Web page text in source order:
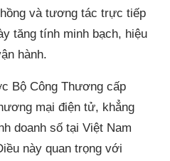
và tương tác trực tiếp
tăng tính minh bạch, hiệu
hành.
Bộ Công Thương cấp
mại điện tử, khẳng
doanh số tại Việt Nam
này quan trọng với